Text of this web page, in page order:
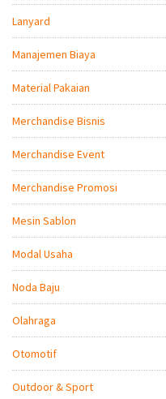
Lanyard
Manajemen Biaya
Material Pakaian
Merchandise Bisnis
Merchandise Event
Merchandise Promosi
Mesin Sablon
Modal Usaha
Noda Baju
Olahraga
Otomotif
Outdoor & Sport